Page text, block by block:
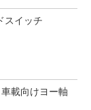
スイッチ
載向けヨー軸